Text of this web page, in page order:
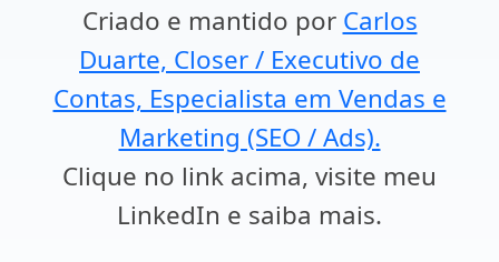
Criado e mantido por Carlos
Duarte, Closer / Executivo de
Contas, Especialista em Vendas e
Marketing (SEO / Ads).
Clique no link acima, visite meu
LinkedIn e saiba mais.